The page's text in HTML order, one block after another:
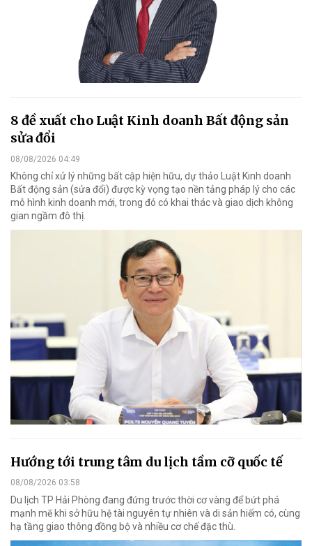
8 đề xuất cho Luật Kinh doanh Bất động sản
sửa đổi
08/08/2026 04:49
Không chỉ xử lý những bất cập hiện hữu, dự thảo Luật Kinh doanh
Bất động sản (sửa đổi) được kỳ vọng tạo nền tảng pháp lý cho các
mô hình kinh doanh mới, trong đó có khai thác và giao dịch không
gian ngầm đô thị.
Hướng tới trung tâm du lịch tầm cỡ quốc tế
08/08/2026 03:58
Du lịch TP Hải Phòng đang đứng trước thời cơ vàng để bứt phá
mạnh mẽ khi sở hữu hệ tài nguyên tự nhiên và di sản hiếm có, cùng
hạ tầng giao thông đồng bộ và nhiều cơ chế đặc thù.